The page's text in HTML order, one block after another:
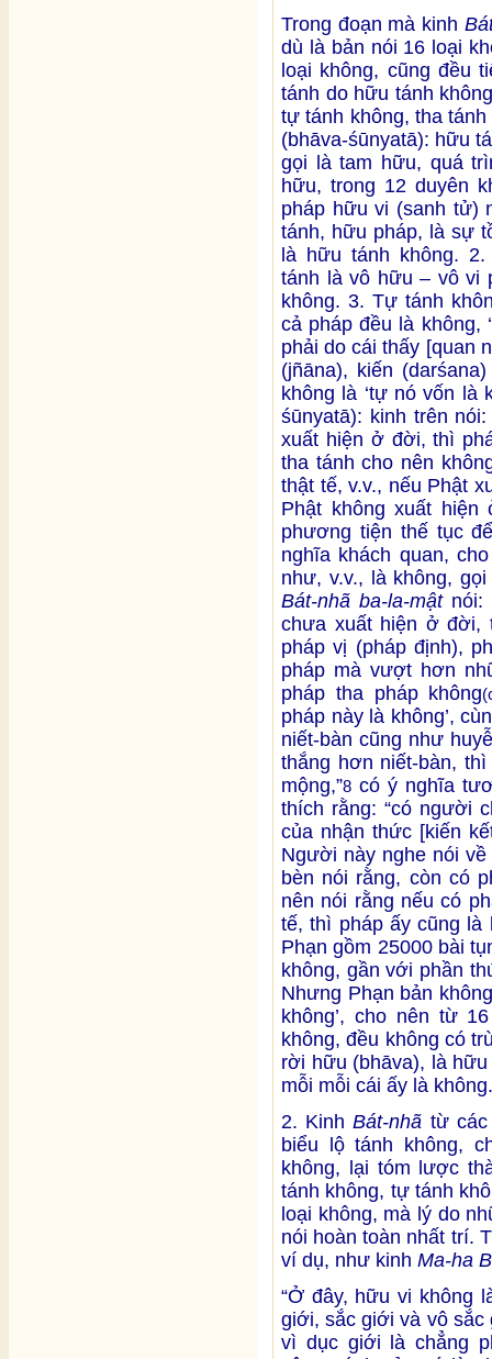
Trong đoạn mà kinh
dù là bản nói 16 loại
loại không, cũng đều
tánh do hữu tánh
tự tánh không, tha
(bhāva-śūnyatā): hữu
gọi là tam hữu, quá
hữu, trong 12 duyên
pháp hữu vi (sanh tử)
tánh, hữu pháp, là sự
là hữu tánh không. 2.
tánh là vô hữu – vô vi
không. 3. Tự tánh
cả pháp đều là không,
phải do cái thấy [quan
(jñāna), kiến
không là ‘tự nó vốn là
śūnyatā): kinh trên
xuất hiện ở đời, thì
tha tánh cho nên
thật tế, v.v., nếu Phật
Phật không xuất
phương tiện thế tục
nghĩa khách quan,
như, v.v., là không,
Bát-nhã ba-la-mậtnói:
chưa xuất hiện ở đời,
pháp vị (pháp định),
pháp mà vượt hơn
pháp tha pháp không
pháp này là không’,
niết-bàn cũng như
thắng hơn niết-bàn,
mộng,”8 có ý nghĩa
thích rằng: “có người
của nhận thức [kiến
Người này nghe nói
bèn nói rằng, còn có
nên nói rằng nếu có
tế, thì pháp ấy cũng là
Phạn gồm 25000 bài
không, gần với phần
Nhưng Phạn bản
không’, cho nên từ
không, đều không có
rời hữu (bhāva), là
mỗi mỗi cái ấy là không.
2. KinhBát-nhã từ các
biểu lộ tánh không,
không, lại tóm lược
tánh không, tự tánh
loại không, mà lý do
nói hoàn toàn nhất trí.
ví dụ, như kinh Ma-ha
“Ở đây, hữu vi không
giới, sắc giới và vô
vì dục giới là chẳng